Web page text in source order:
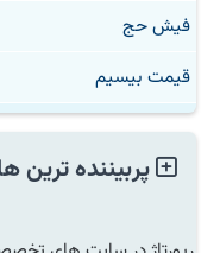
فیش حج
قیمت بیسیم
پربیننده ترین